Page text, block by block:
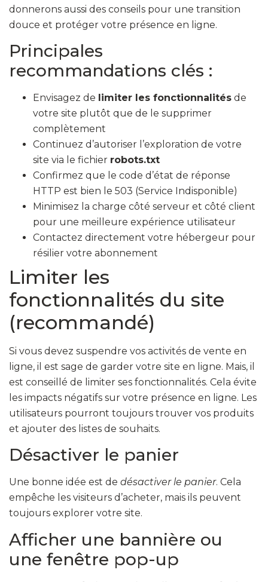
donnerons aussi des conseils pour une transition
douce et protéger votre présence en ligne.
Principales
recommandations clés :
Envisagez de limiter les fonctionnalités de
votre site plutôt que de le supprimer
complètement
Continuez d’autoriser l’exploration de votre
site via le fichier robots.txt
Confirmez que le code d’état de réponse
HTTP est bien le 503 (Service Indisponible)
Minimisez la charge côté serveur et côté client
pour une meilleure expérience utilisateur
Contactez directement votre hébergeur pour
résilier votre abonnement
Limiter les
fonctionnalités du site
(recommandé)
Si vous devez suspendre vos activités de vente en
ligne, il est sage de garder votre site en ligne. Mais, il
est conseillé de limiter ses fonctionnalités. Cela évite
les impacts négatifs sur votre présence en ligne. Les
utilisateurs pourront toujours trouver vos produits
et ajouter des listes de souhaits.
Désactiver le panier
Une bonne idée est de désactiver le panier. Cela
empêche les visiteurs d’acheter, mais ils peuvent
toujours explorer votre site.
Afficher une bannière ou
une fenêtre pop-up